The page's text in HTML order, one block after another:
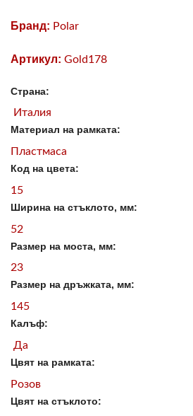
Бранд: Polar
Артикул: Gold178
Страна:
Италия
Материал на рамката:
Пластмаса
Код на цвета:
15
Ширина на стъклото, мм:
52
Размер на моста, мм:
23
Размер на дръжката, мм:
145
Калъф:
Да
Цвят на рамката:
Розов
Цвят на стъклото: